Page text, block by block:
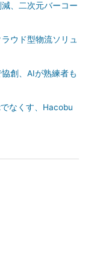
、二次元バーコー
ウド型物流ソリュ
創、AIが熟練者も
なくす、Hacobu